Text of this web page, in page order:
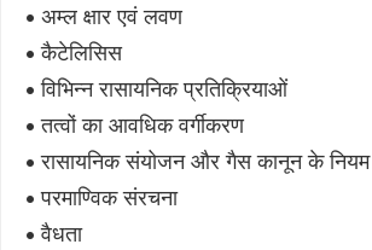
• अम्ल क्षार एवं लवण
• कैटेलिसिस
• विभिन्न रासायनिक प्रतिक्रियाओं
• तत्वों का आवधिक वर्गीकरण
• रासायनिक संयोजन और गैस कानून के नियम
• परमाण्विक संरचना
• वैधता